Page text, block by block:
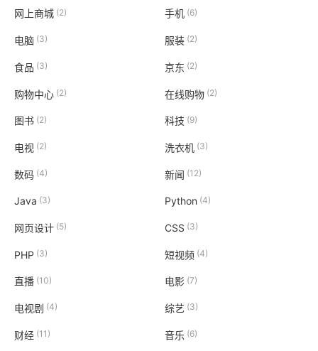
网上商城 (2) 手机 (6)
电脑 (3) 服装(2)
食品 (3) 京东 (2)
购物中心 (2) 在线购物(2)
图书 (2) 科技 (9)
电视 (2) 洗衣机 (3)
数码 (4) 新闻 (12)
Java (3) Python (4)
网页设计 (5) CSS (3)
PHP (3) 短视频(4)
直播 (10) 电影 (7)
电视剧 (4) 综艺 (3)
财经 (11) 音乐 (6)